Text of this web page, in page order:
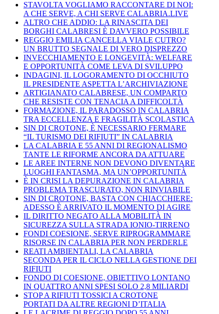
STAVOLTA VOGLIAMO RACCONTARE DI NOI:
A CHE SERVE, A CHI SERVE CALABRIA.LIVE
ALTRO CHE ADDIO: LA RINASCITA DEI
BORGHI CALABRESI È DAVVERO POSSIBILE
REGGIO EMILIA CANCELLA VIALE CUTRO?
UN BRUTTO SEGNALE DI VERO DISPREZZO
INVECCHIAMENTO E LONGEVITÀ: WELFARE
E OPPORTUNITÀ COME LEVA DI SVILUPPO
INDAGINI, IL LOGORAMENTO DI OCCHIUTO
IL PRESIDENTE ASPETTA L’ARCHIVIAZIONE
ARTIGIANATO CALABRESE, UN COMPARTO
CHE RESISTE CON TENACIA A DIFFICOLTÀ
FORMAZIONE, IL PARADOSSO IN CALABRIA
TRA ECCELLENZA E FRAGILITÀ SCOLASTICA
SIN DI CROTONE, È NECESSARIO FERMARE
“IL TURISMO DEI RIFIUTI” IN CALABRIA
LA CALABRIA E 55 ANNI DI REGIONALISMO
TANTE LE RIFORME ANCORA DA ATTUARE
LE AREE INTERNE NON DEVONO DIVENTARE
LUOGHI FANTASMA, MA UN’OPPORTUNITÀ
È IN CRISI LA DEPURAZIONE IN CALABRIA
PROBLEMA TRASCURATO, NON RINVIABILE
SIN DI CROTONE, BASTA CON CHIACCHIERE:
ADESSO È ARRIVATO IL MOMENTO DI AGIRE
IL DIRITTO NEGATO ALLA MOBILITÀ IN
SICUREZZA SULLA STRADA IONIO-TIRRENO
FONDI COESIONE, SERVE RIPROGRAMMARE
RISORSE IN CALABRIA PER NON PERDERLE
REATI AMBIENTALI, LA CALABRIA
SECONDA PER IL CICLO NELLA GESTIONE DEI
RIFIUTI
FONDO DI COESIONE, OBIETTIVO LONTANO
IN QUATTRO ANNI SPESI SOLO 2,8 MILIARDI
STOP A RIFIUTI TOSSICI A CROTONE
PORTATI DA ALTRE REGIONI D’ITALIA